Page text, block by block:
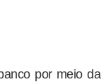
por meio da